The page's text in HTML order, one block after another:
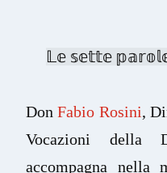
𝕃𝕖 𝕤𝕖𝕥𝕥𝕖
Don Fabio Rosini,
Vocazioni della
accompagna nella